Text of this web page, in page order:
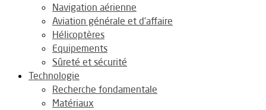
Navigation aérienne
Aviation générale et d’affaire
Hélicoptères
Equipements
Sûreté et sécurité
Technologie
Recherche fondamentale
Matériaux